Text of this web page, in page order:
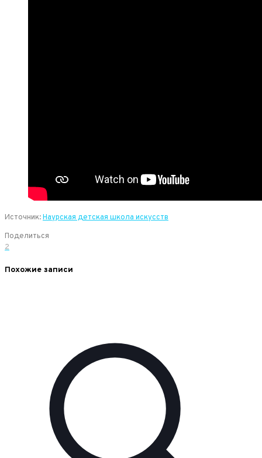
Источник:Наурская детская школа искусств
Поделиться
2
Похожие записи